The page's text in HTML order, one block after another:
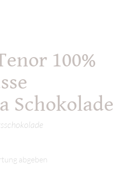
100%
Schokolade
abgeben